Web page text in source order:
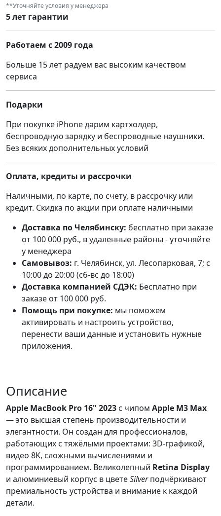
**Уточняйте условия у менеджера
5 лет гарантии
Работаем с 2009 года
Больше 15 лет радуем вас высоким качеством
сервиса
Подарки
При покупке iPhone дарим картхолдер,
беспроводную зарядку и беспроводные наушники.
Без всяких дополнительных условий
Оплата, кредиты и рассрочки
Наличными, по карте, по счету, в рассрочку или
кредит. Скидка по акции при оплате наличными
Доставка по Челябинску: бесплатно при заказе
от 100 000 руб., в удаленные районы - уточняйте
у менеджера
Самовывоз: г. Челябинск, ул. Лесопарковая, 7; с
10:00 до 20:00 (сб-вс до 18:00)
Доставка компанией СДЭК: Бесплатно при
заказе от 100 000 руб.
Помощь при покупке: мы поможем
активировать и настроить устройство,
перенести ваши данные и установить нужные
приложения.
Описание
Apple MacBook Pro 16" 2023 с чипом Apple M3 Max
— это высшая степень производительности и
элегантности. Он создан для профессионалов,
работающих с тяжёлыми проектами: 3D-графикой,
видео 8K, сложными вычислениями и
программированием. Великолепный Retina Display
и алюминиевый корпус в цветеSilverподчёркивают
премиальность устройства и внимание к каждой
детали.